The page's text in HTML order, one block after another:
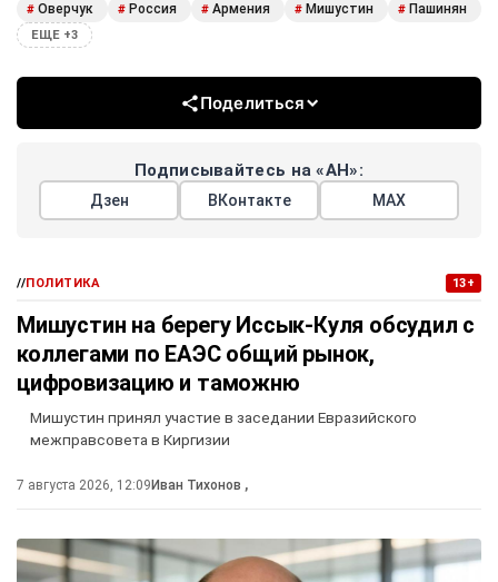
# Оверчук # Россия # Армения # Мишустин # Пашинян
ЕЩЕ +3
Поделиться
Подписывайтесь на «АН»:
Дзен ВКонтакте МАХ
//ПОЛИТИКА 13+
Мишустин на берегу Иссык-Куля обсудил с
коллегами по ЕАЭС общий рынок,
цифровизацию и таможню
Мишустин принял участие в заседании Евразийского
межправсовета в Киргизии
7 августа 2026, 12:09 Иван Тихонов ,